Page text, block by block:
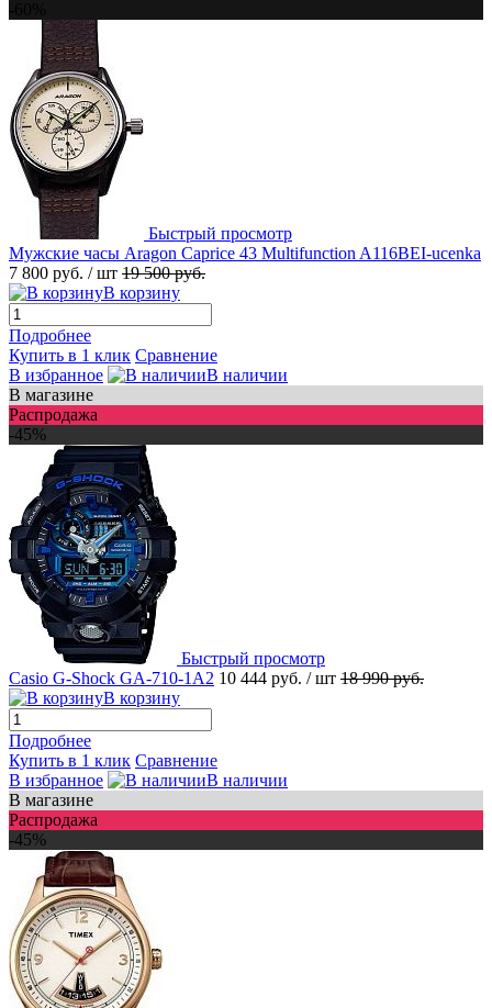
Быстрый просмотр
Мужские часы Aragon Caprice 43 Multifunction A116BEI-ucenka
7 800 руб. / шт 19 500 руб.
В корзину
Подробнее
Купить в 1 клик Сравнение
В избранное
В наличии
В магазине
Распродажа
-45%
Быстрый просмотр
Casio G-Shock GA-710-1A2 10 444 руб. / шт 18 990 руб.
В корзину
Подробнее
Купить в 1 клик Сравнение
В избранное
В наличии
В магазине
Распродажа
-45%